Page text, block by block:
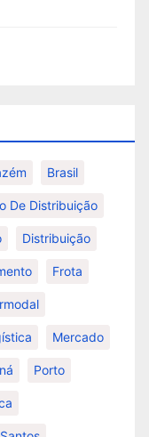
Brasil
De Distribuição
Distribuição
Frota
Mercado
Porto